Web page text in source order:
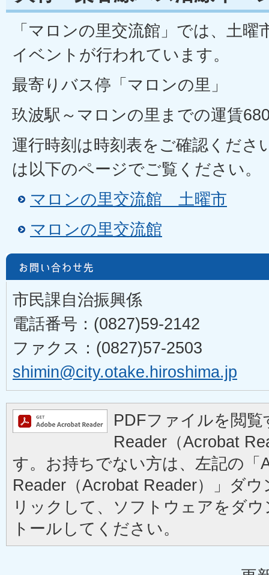
「マロンの里交流館」では、土
イベントが行われています。
最寄りバス停「マロンの里」
玖波駅～マロンの里までの運賃
運行時刻は時刻表をご確認くださ
は以下のページでご覧ください。
マロンの里交流館 土曜市
マロンの里交流館
市民課自治振興係
電話番号：(0827)59-2142
ファクス：(0827)57-2503
shimin@city.otake.hiroshima.jp
PDFファイルを閲
Reader（Acrobat
す。お持ちでない方は、左記の「
Reader（Acrobat Reader）」ダ
リックして、ソフトウェアをダ
トールしてください。